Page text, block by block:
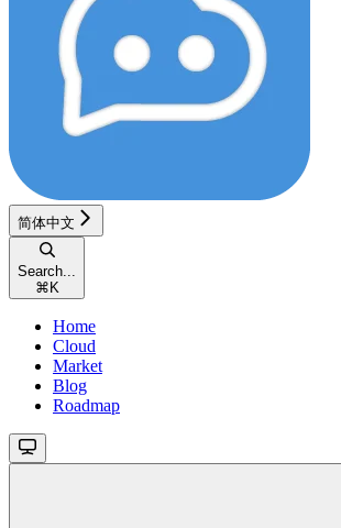
简体中文
Search...
⌘ K
Home
Cloud
Market
Blog
Roadmap